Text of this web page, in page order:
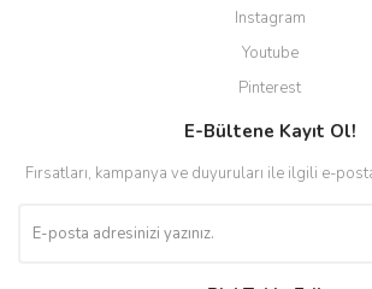
Instagram
Youtube
Pinterest
E-Bültene Kayıt Ol!
Fırsatları, kampanya ve duyuruları ile ilgili e-